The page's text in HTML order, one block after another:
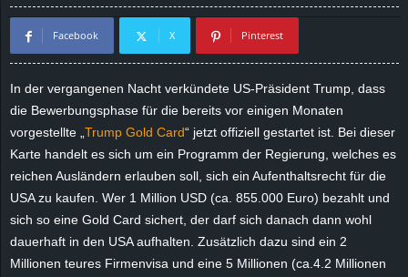
Facebook X Pinterest
In der vergangenen Nacht verkündete US-Präsident Trump, dass
die Bewerbungsphase für die bereits vor einigen Monaten
vorgestellte „Trump Gold Card“ jetzt offiziell gestartet ist. Bei dieser
Karte handelt es sich um ein Programm der Regierung, welches es
reichen Ausländern erlauben soll, sich ein Aufenthaltsrecht für die
USA zu kaufen. Wer 1 Million USD (ca. 855.000 Euro) bezahlt und
sich so eine Gold Card sichert, der darf sich danach dann wohl
dauerhaft in den USA aufhalten. Zusätzlich dazu sind ein 2
Millionen teures Firmenvisa und eine 5 Millionen (ca.4.2 Millionen